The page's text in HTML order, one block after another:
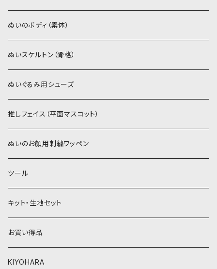
ぬいトリコット
スキンカラー生地
カーリーベルボア
パウダーボア（4mm）
ウィッグボア（8cm）
スキンカラー系
白系
黄色・クリーム系
ベージュ・ブラウン系
ぬいトリコット
スキンカラー系
白系
黄色・クリーム系
ベージュ・ブラウン系
アイロン接着シート
ステッチカラー
ミニワッペン
リボン
ぬいのボディ（素体）
ぬいスケルトン（骨格）
ぬいぐるみ用シューズ
推しフェイス（平面マスコット）
ぬいのお顔用刺繍ワッペン
ツール
キット・生地セット
お買い得品
KIYOHARA